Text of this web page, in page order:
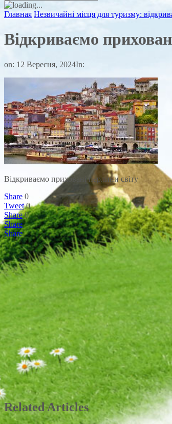
Главная Незвичайні місця для туризму:
Відкриваємо
on: 12 Вересня, 2024In:
Відкриваємо приховані перлини світу
Share 0
Tweet 0
Share 0
Share
Share
Related Articles